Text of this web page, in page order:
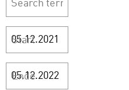
Start
Ende